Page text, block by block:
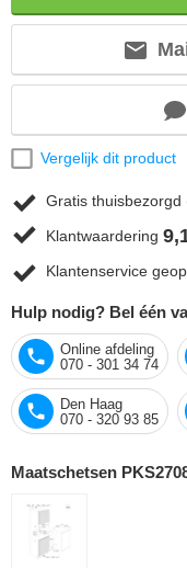
Vergelijk dit product
Gratis thuisbezorgd
Klantwaardering
Klantenservice
Hulp nodig? Bel één
Online afdeling
070 - 301 34 74
Den Haag
070 - 320 93 85
Maatschetsen